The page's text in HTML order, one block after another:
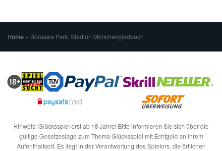
Home » Borussia Park: Stadion Mönchengladbach
Hinweis: Glücksspiel erst ab 18 Jahre! Bitte informieren Sie sich über die
gültige Gesetzeslage zum Thema Glücksspiel mit Echtgeld an Ihrem
Aufenthaltsort. Es liegt in der Verantwortung des Spielers, die örtlichen